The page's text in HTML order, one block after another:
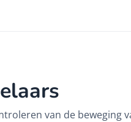
van de beweging